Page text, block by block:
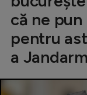
că ne
pentru
a